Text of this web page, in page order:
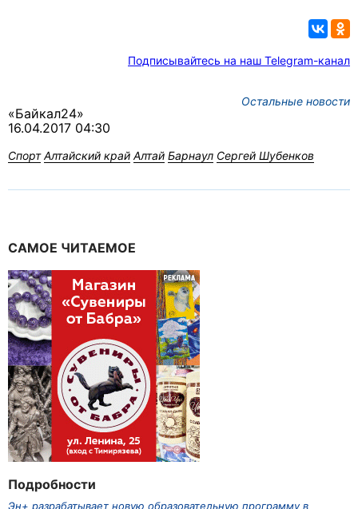
Подписывайтесь на наш Telegram-канал
Остальные новости
«Байкал24»
16.04.2017 04:30
Спорт Алтайский край Алтай Барнаул Сергей Шубенков
САМОЕ ЧИТАЕМОЕ
Подробности
Эн+ разрабатывает новую образовательную программу в